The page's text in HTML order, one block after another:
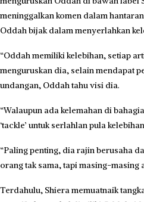
meninggalkan komen dalam
Oddah bijak dalam menyerlahkan
“Oddah memiliki kelebihan, setiap
menguruskan dia, selain mendapat
undangan, Oddah tahu visi dia.
“Walaupun ada kelemahan di
‘tackle’ untuk serlahlan pula
“Paling penting, dia rajin berusaha
orang tak sama, tapi masing-masing
Terdahulu, Shiera memuatnaik